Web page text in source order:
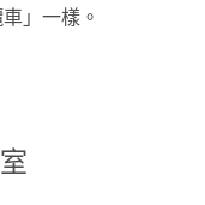
」一樣。